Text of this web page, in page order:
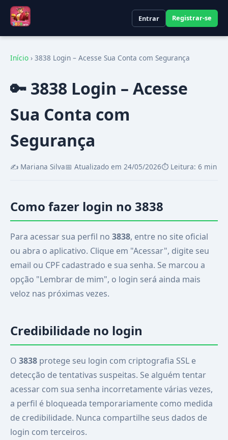
Entrar Registrar-se
Início › 3838 Login – Acesse Sua Conta com Segurança
🔑 3838 Login – Acesse
Sua Conta com
Segurança
✍️ Mariana Silva📅 Atualizado em 24/05/2026⏱️ Leitura: 6 min
Como fazer login no 3838
Para acessar sua perfil no 3838, entre no site oficial
ou abra o aplicativo. Clique em "Acessar", digite seu
email ou CPF cadastrado e sua senha. Se marcou a
opção "Lembrar de mim", o login será ainda mais
veloz nas próximas vezes.
Credibilidade no login
O 3838 protege seu login com criptografia SSL e
detecção de tentativas suspeitas. Se alguém tentar
acessar com sua senha incorretamente várias vezes,
a perfil é bloqueada temporariamente como medida
de credibilidade. Nunca compartilhe seus dados de
login com terceiros.